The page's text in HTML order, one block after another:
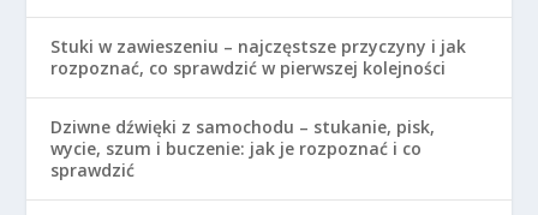
Stuki w zawieszeniu – najczęstsze przyczyny i jak
rozpoznać, co sprawdzić w pierwszej kolejności
Dziwne dźwięki z samochodu – stukanie, pisk,
wycie, szum i buczenie: jak je rozpoznać i co
sprawdzić